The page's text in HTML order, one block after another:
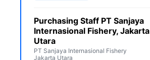
Purchasing Staff PT Sanjaya
Internasional Fishery, Jakarta
Utara
PT Sanjaya Internasional Fishery
Jakarta Utara